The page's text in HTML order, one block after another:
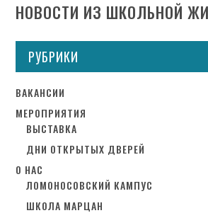
НОВОСТИ ИЗ ШКОЛЬНОЙ
РУБРИКИ
ВАКАНСИИ
МЕРОПРИЯТИЯ
ВЫСТАВКА
ДНИ ОТКРЫТЫХ ДВЕРЕЙ
О НАС
ЛОМОНОСОВСКИЙ КАМПУС
ШКОЛА МАРЦАН